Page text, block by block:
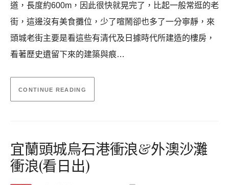
道，長度約600m，因此很快就晃完了，比起一般常逛的老
街，這邊沒有美食攤位，少了喧鬧卻也多了一分寧靜，來
頭城老街主要是看這些有清代及日據時代所建造的樓房，
看著歷史遺留下來的建築與痕…
CONTINUE READING
宜蘭頭城烏石港衝浪&外澳沙灘
衝浪(看日出)